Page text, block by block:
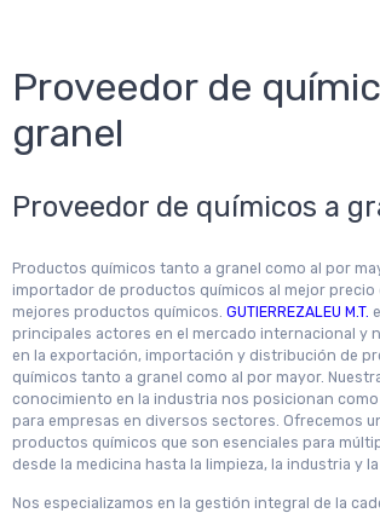
Proveedor de
granel
Proveedor de químicos a
Productos químicos tanto a granel como al por
importador de productos químicos al mejor precio
mejores productos químicos. GUTIERREZALEU M.T.
principales actores en el mercado internacional y
en la exportación, importación y distribución de
químicos tanto a granel como al por mayor.
conocimiento en la industria nos posicionan
para empresas en diversos sectores. Ofrecemos
productos químicos que son esenciales para
desde la medicina hasta la limpieza, la industria y
Nos especializamos en la gestión integral de la